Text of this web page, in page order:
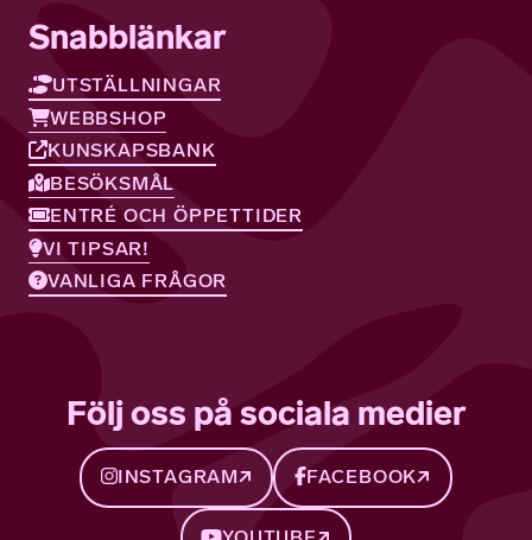
Snabblänkar
UTSTÄLLNINGAR
WEBBSHOP
KUNSKAPSBANK
BESÖKSMÅL
ENTRÉ OCH ÖPPETTIDER
VI TIPSAR!
VANLIGA FRÅGOR
Följ oss på sociala medier
INSTAGRAM FACEBOOK